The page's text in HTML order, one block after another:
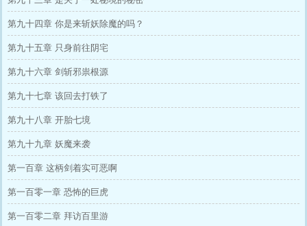
第九十四章 你是来斩妖除魔的吗？
第九十五章 只身前往阴宅
第九十六章 剑斩邪祟根源
第九十七章 该回去打铁了
第九十八章 开胎七境
第九十九章 妖魔来袭
第一百章 这柄剑着实可恶啊
第一百零一章 恐怖的巨虎
第一百零二章 拜访百里游